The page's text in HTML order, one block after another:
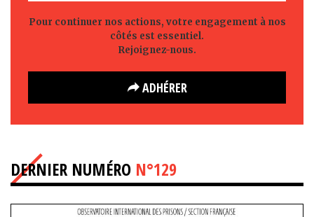
Pour continuer nos actions, votre engagement à nos
côtés est essentiel.
Rejoignez-nous.
ADHÉRER
DERNIER NUMÉRO N°129